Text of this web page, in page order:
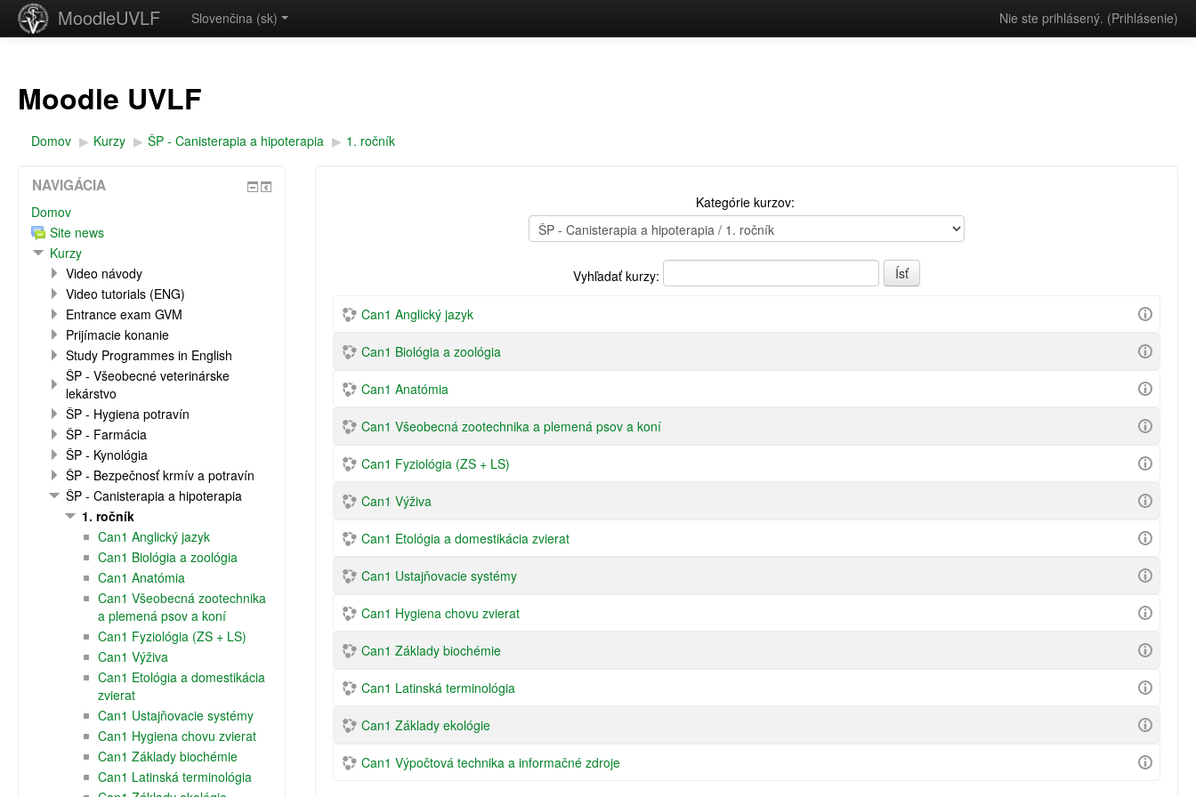
MoodleUVLF Nie ste prihlásený. (Prihlásenie)
Slovenčina ‎(sk)‎
Moodle UVLF
Domov ▶︎ Kurzy ▶︎ ŠP - Canisterapia a hipoterapia ▶︎ 1. ročník
Kategórie kurzov:
Vyhľadať kurzy:
Can1 Anglický jazyk
Can1 Biológia a zoológia
Can1 Anatómia
Can1 Všeobecná zootechnika a plemená psov a koní
Can1 Fyziológia (ZS + LS)
Can1 Výživa
Can1 Etológia a domestikácia zvierat
Can1 Ustajňovacie systémy
Can1 Hygiena chovu zvierat
Can1 Základy biochémie
Can1 Latinská terminológia
Can1 Základy ekológie
Can1 Výpočtová technika a informačné zdroje
NAVIGÁCIA
Domov
Site news
Kurzy
Video návody
Video tutorials (ENG)
Entrance exam GVM
Prijímacie konanie
Study Programmes in English
ŠP - Všeobecné veterinárske
lekárstvo
ŠP - Hygiena potravín
ŠP - Farmácia
ŠP - Kynológia
ŠP - Bezpečnosť krmív a potravín
ŠP - Canisterapia a hipoterapia
1. ročník
Can1 Anglický jazyk
Can1 Biológia a zoológia
Can1 Anatómia
Can1 Všeobecná zootechnika
a plemená psov a koní
Can1 Fyziológia (ZS + LS)
Can1 Výživa
Can1 Etológia a domestikácia
zvierat
Can1 Ustajňovacie systémy
Can1 Hygiena chovu zvierat
Can1 Základy biochémie
Can1 Latinská terminológia